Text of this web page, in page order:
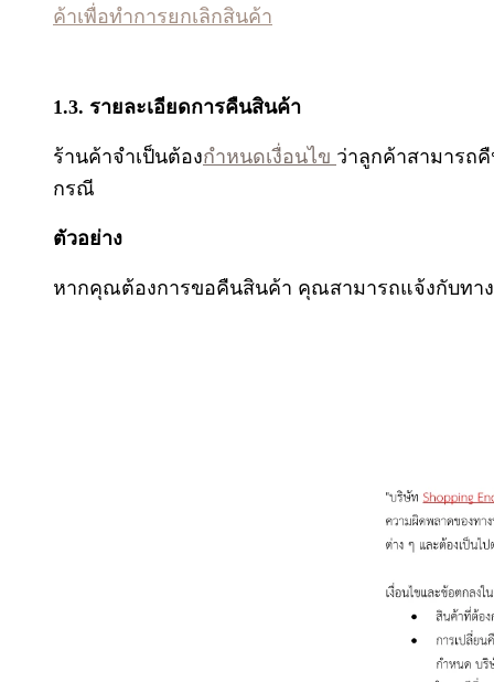
ค้าเพื่อทำการยกเลิกสินค้า
1.3. รายละเอียดการคืนสินค้า
ร้านค้าจำเป็นต้องกำหนดเงื่อนไข ว่าลูกค้าสามารถ
กรณี
ตัวอย่าง
หากคุณต้องการขอคืนสินค้า คุณสามารถแจ้งกับทา